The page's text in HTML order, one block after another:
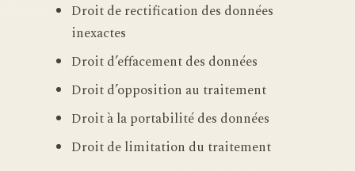
Droit de rectification des données
inexactes
Droit d’effacement des données
Droit d’opposition au traitement
Droit à la portabilité des données
Droit de limitation du traitement